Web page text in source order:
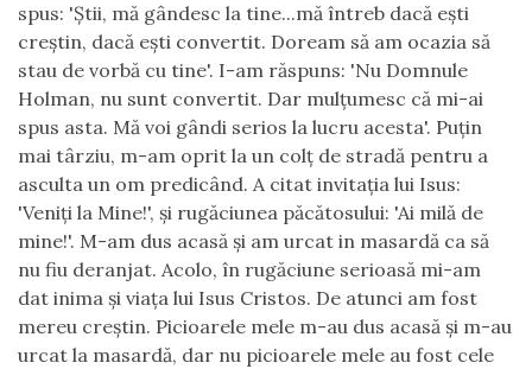
spus: 'Ştii, mă gândesc la tine...mă întreb dacă eşti
creştin, dacă eşti convertit. Doream să am ocazia să
stau de vorbă cu tine'. I-am răspuns: 'Nu Domnule
Holman, nu sunt convertit. Dar mulţumesc că mi-ai
spus asta. Mă voi gândi serios la lucru acesta'. Puţin
mai târziu, m-am oprit la un colţ de stradă pentru a
asculta un om predicând. A citat invitaţia lui Isus:
'Veniţi la Mine!', şi rugăciunea păcătosului: 'Ai milă de
mine!'. M-am dus acasă şi am urcat in masardă ca să
nu fiu deranjat. Acolo, în rugăciune serioasă mi-am
dat inima şi viaţa lui Isus Cristos. De atunci am fost
mereu creştin. Picioarele mele m-au dus acasă şi m-au
urcat la masardă, dar nu picioarele mele au fost cele